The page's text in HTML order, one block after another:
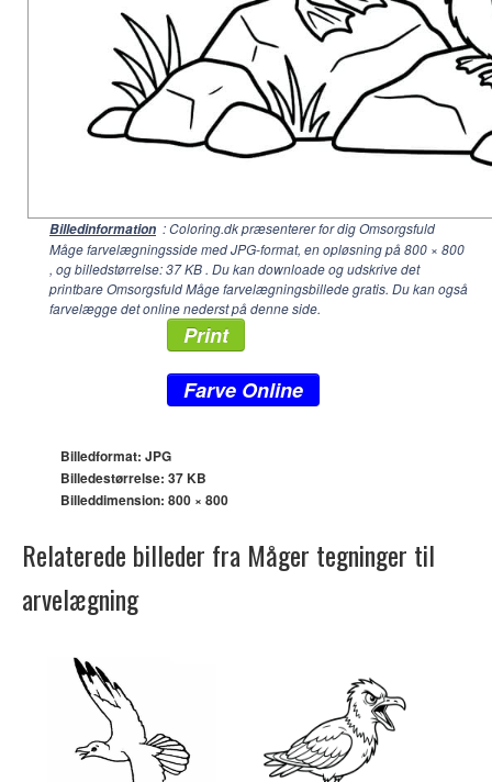
Billedinformation : Coloring.dk præsenterer for dig Omsorgsfuld
Måge farvelægningsside med JPG-format, en opløsning på800 × 800
, og billedstørrelse: 37 KB . Du kan downloade og udskrive det
printbare Omsorgsfuld Måge farvelægningsbillede gratis. Du kan også
farvelægge det online nederst på denne side.
Print
Farve Online
Billedformat: JPG
Billedestørrelse: 37 KB
Billeddimension: 800 × 800
Relaterede billeder fra Måger tegninger til
arvelægning